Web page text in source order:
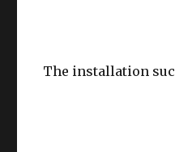
The installation